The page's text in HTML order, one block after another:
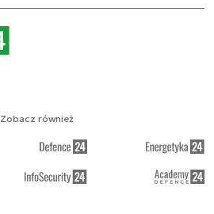
Zobacz również